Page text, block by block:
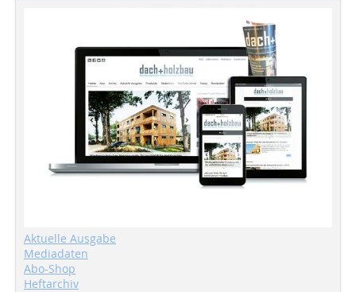
Aktuelle Ausgabe
Mediadaten
Abo-Shop
Heftarchiv